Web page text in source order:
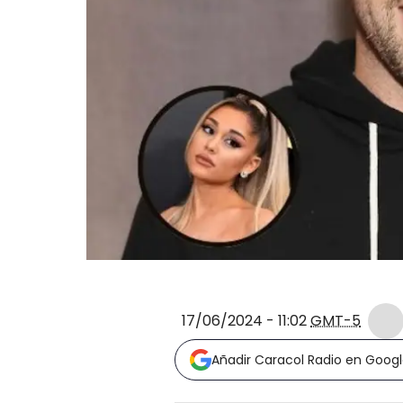
17/06/2024 - 11:02GMT-5
Añadir Caracol Radio en